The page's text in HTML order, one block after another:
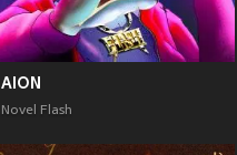
AION
Novel Flash